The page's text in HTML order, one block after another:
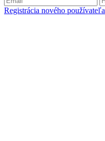
Registrácia nového používateľa